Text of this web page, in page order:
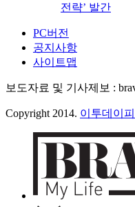
전략’ 발간
PC버전
공지사항
사이트맵
보도자료 및 기사제보 :
Copyright 2014. 이투데이피